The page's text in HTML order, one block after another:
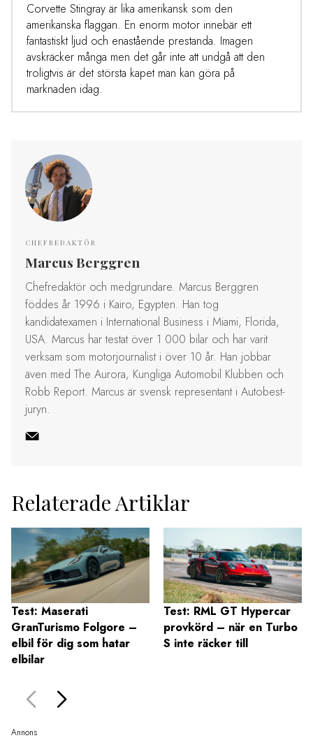
Corvette Stingray är lika amerikansk som den
amerikanska flaggan. En enorm motor innebär ett
fantastiskt ljud och enastående prestanda. Imagen
avskräcker många men det går inte att undgå att den
troligtvis är det största kapet man kan göra på
marknaden idag.
CHEFREDAKTÖR
Marcus Berggren
Chefredaktör och medgrundare. Marcus Berggren
föddes år 1996 i Kairo, Egypten. Han tog
kandidatexamen i International Business i Miami, Florida,
USA. Marcus har testat över 1 000 bilar och har varit
verksam som motorjournalist i över 10 år. Han jobbar
även med The Aurora, Kungliga Automobil Klubben och
Robb Report. Marcus är svensk representant i Autobest-
juryn.
Relaterade Artiklar
Test: Maserati
GranTurismo Folgore –
elbil för dig som hatar
elbilar
Test: RML GT Hypercar
provkörd – när en Turbo
S inte räcker till
Annons